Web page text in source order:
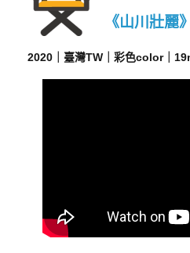
《山川壯麗
2020｜臺灣TW｜彩色color｜